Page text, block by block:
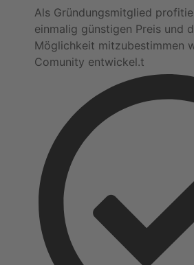
Als Gründungsmitglied
einmalig günstigen Preis und
Möglichkeit mitzubestimmen
Comunity entwickel.t